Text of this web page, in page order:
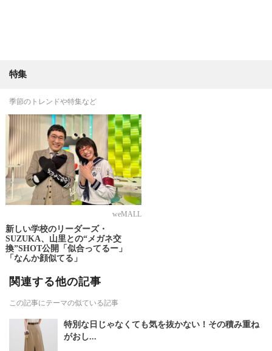
特集
季節のトレンドや特集など
weMALL
新しい学校のリーダーズ・
SUZUKA、山里との“メガネ交
換”SHOT公開「似合ってるー」
「なんか顔似てる」
関連する他の記事
この記事にテーマの似ている記事
特別な日じゃなくても気を抜かない！その積み重ね
がおし...